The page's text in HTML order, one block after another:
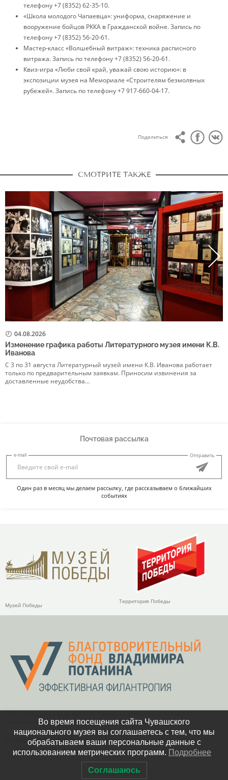
телефону +7 (8352) 62-35-10.
«Школа молодого Чапаевца»: униформа, снаряжение и
вооружение бойцов РККА в Гражданской войне. Запись по
телефону +7 (8352) 56-20-61.
Мастер-класс «Волшебный витраж»: техника расписного
витража. Запись по телефону +7 (8352) 56-20-61.
Квиз-игра «Люби свой край, уважай свою историю»: в
экспозиции музея на Мемориале «Строителям безмолвных
рубежей». Запись по телефону +7 917-660-04-17.
Поделиться
СМОТРИТЕ ТАКЖЕ
04.08.2026
Изменение графика работы Литературного музея имени К.В.
Иванова
С 3 по 31 августа Литературный музей имени К.В. Иванова работает
только по предварительным заявкам. Приносим извинения за
доставленные неудобства…
Почтовая рассылка
e-mail Отправить
Один раз в месяц мы делаем рассылку, где рассказываем о ближайших
событиях
Музей Победы
Территория Победы
создания и развития фондов целевого капитала»
Старая версия сайта
Во время посещения сайта Чувашского
национального музея вы соглашаетесь с тем, что мы
обрабатываем ваши персональные данные с
использованием метрических программ. Подробнее
Соглашаюсь